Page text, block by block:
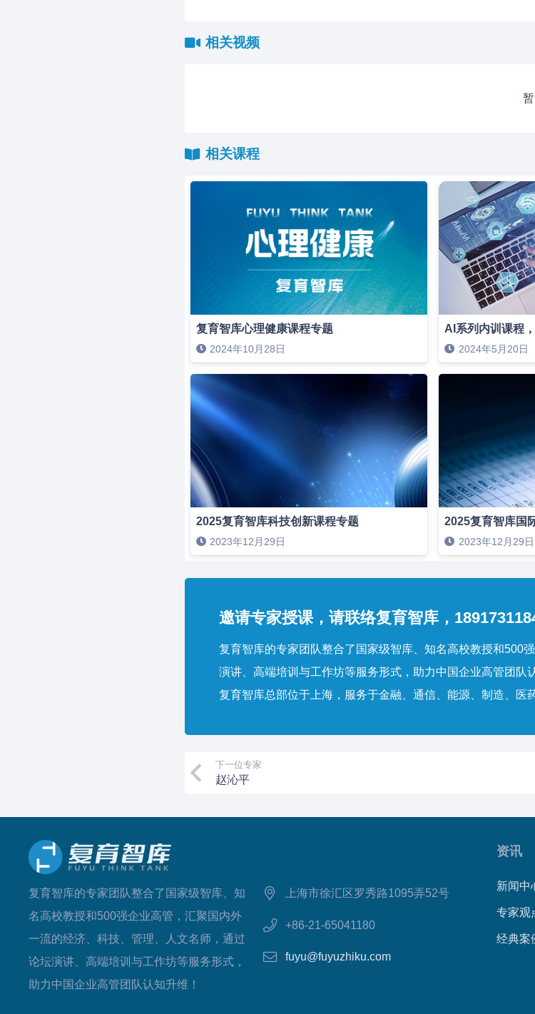
相关视频
相关课程
复育智库心理健康课程专题
2024年10月28日
AI系列内训课程
2024年5月20日
2025复育智库科技创新课程专题
2023年12月29日
2025复育智库国
2023年12月29日
邀请专家授课，请联络复育智库，
复育智库的专家团队整合了国家级智库、知名高校教授和500
演讲、高端培训与工作坊等服务形式，助力中国企业高管团队
复育智库总部位于上海，服务于金融、通信、能源、制造、医
下一位专家
赵沁平
复育智库的专家团队整合了国家级智库、知
名高校教授和500强企业高管，汇聚国内外
一流的经济、科技、管理、人文名师，通过
论坛演讲、高端培训与工作坊等服务形式，
助力中国企业高管团队认知升维！
上海市徐汇区罗秀路1095弄52号
+86-21-65041180
fuyu@fuyuzhiku.com
资讯
新闻中
专家观
经典案